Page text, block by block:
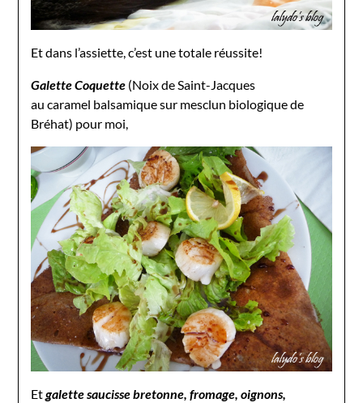
Et dans l’assiette, c’est une totale réussite!
Galette Coquette (Noix de Saint-Jacques
au caramel balsamique sur mesclun biologique de
Bréhat) pour moi,
Etgalette saucisse bretonne, fromage, oignons,